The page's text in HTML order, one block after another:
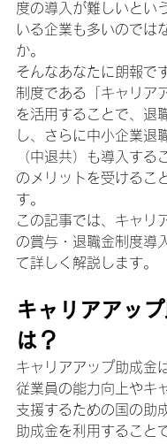
度の導入が難しいとい
いる企業も多いのでは
か。
そんなあなたに朗報で
制度である「キャリア
を活用することで、退
し、さらに中小企業退
（中退共）も導入する
のメリットを受けるこ
す。
この記事では、キャリ
の賞与・退職金制度導
て詳しく解説します。
キャリアアッ
は？
キャリアアップ助成金
従業員の能力向上やキ
支援するための国の助
助成金を利用すること